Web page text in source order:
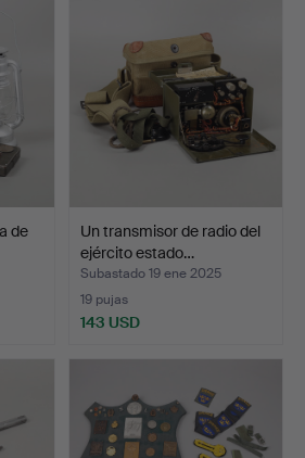
de
Un transmisor de radio del
ejército estado…
Subastado 19 ene 2025
19 pujas
143 USD